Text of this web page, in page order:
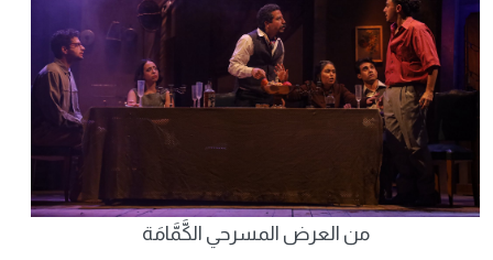
من العرض المسرحي الكَّمَّامَة